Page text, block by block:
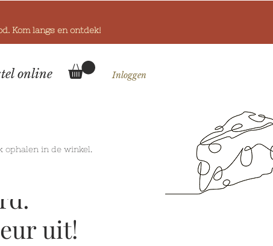
Kom langs en ontdek!
online Inloggen
uit!
ophalen in de winkel.